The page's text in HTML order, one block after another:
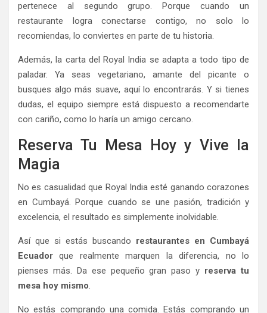
pertenece al segundo grupo. Porque cuando un
restaurante logra conectarse contigo, no solo lo
recomiendas, lo conviertes en parte de tu historia.
Además, la carta del Royal India se adapta a todo tipo de
paladar. Ya seas vegetariano, amante del picante o
busques algo más suave, aquí lo encontrarás. Y si tienes
dudas, el equipo siempre está dispuesto a recomendarte
con cariño, como lo haría un amigo cercano.
Reserva Tu Mesa Hoy y Vive la
Magia
No es casualidad que Royal India esté ganando corazones
en Cumbayá. Porque cuando se une pasión, tradición y
excelencia, el resultado es simplemente inolvidable.
Así que si estás buscando restaurantes en Cumbayá
Ecuador que realmente marquen la diferencia, no lo
pienses más. Da ese pequeño gran paso y reserva tu
mesa hoy mismo.
No estás comprando una comida. Estás comprando un